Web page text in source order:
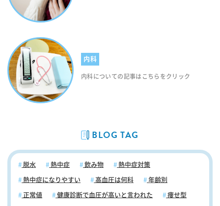
内科
内科についての記事はこちらをクリック
BLOG TAG
脱水 熱中症 飲み物 熱中症対策
熱中症になりやすい 高血圧は何科 年齢別
正常値 健康診断で血圧が高いと言われた 痩せ型